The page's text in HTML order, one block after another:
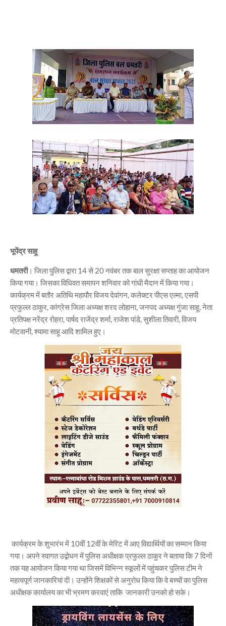
भूपेंद्र साहू
धमतरी। जिला पुलिस द्वारा 14 से 20 नवंबर तक बाल सुरक्षा सप्ताह का आयोजन
किया गया। जिसका विधिवत समापन शनिवार को गांधी मैदान में किया गया।
कार्यक्रम में बतौर अतिथि महापौर विजय देवांगन, कलेक्टर पीएस एल्मा, एसपी
प्रफुल्ल ठाकुर, कांग्रेस जिला अध्यक्ष शरद लोहाना, जनपद अध्यक्ष गुंजा साहू, नेता
प्रतिपक्ष नरेंद्र रोहरा, पार्षद राजेंद्र शर्मा, राजेश पांडे, सुशीला तिवारी, विजय
मोटवानी, श्यामा साहू आदि शामिल हुए।
कार्यक्रम के शुभारंभ में 10वीं 12वीं के मेरिट में आए विद्यार्थियों का सम्मान किया
गया। अपने स्वागत उद्बोधन में पुलिस अधीक्षक प्रफुल्ल ठाकुर ने बताया कि 7 दिनों
तक यह आयोजन किया गया था जिसमें विभिन्न स्कूलों में पहुंचकर पुलिस टीम ने
महत्वपूर्ण जानकारियां दी। उन्होंने शिक्षकों से अनुरोध किया कि वे बच्चों का पुलिस
अधीक्षक कार्यालय का भी भ्रमण करवाएं ताकि जानकारी उनको हो सके।